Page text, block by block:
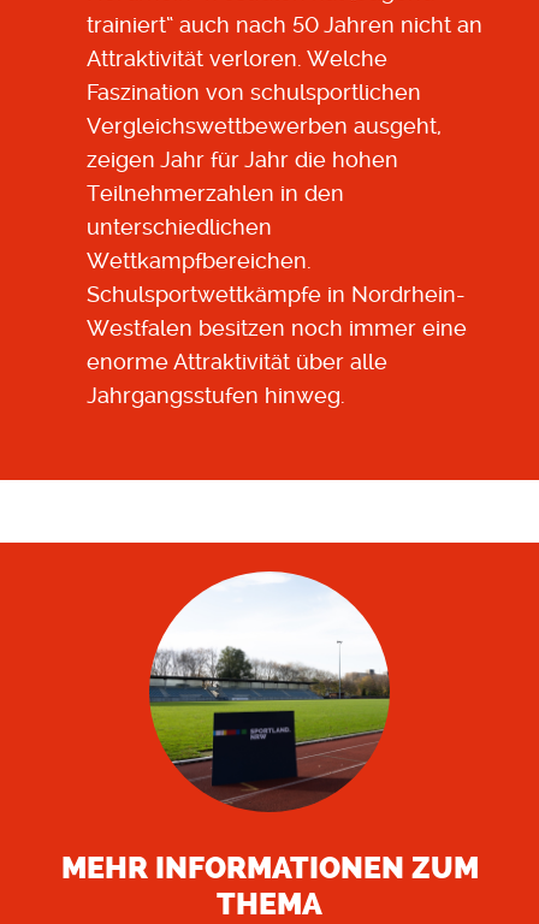
trainiert“ auch nach 50 Jahren nicht an
Attraktivität verloren. Welche
Faszination von schulsportlichen
Vergleichswettbewerben ausgeht,
zeigen Jahr für Jahr die hohen
Teilnehmerzahlen in den
unterschiedlichen
Wettkampfbereichen.
Schulsportwettkämpfe in Nordrhein-
Westfalen besitzen noch immer eine
enorme Attraktivität über alle
Jahrgangsstufen hinweg.
MEHR INFORMATIONEN ZUM
THEMA